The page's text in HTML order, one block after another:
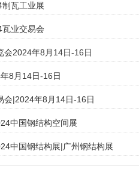
瓦工业展
业交易会
会2024年8月14日-16日
8月14日-16日
会|2024年8月14日-16日
中国钢结构空间展
中国钢结构展|广州钢结构展